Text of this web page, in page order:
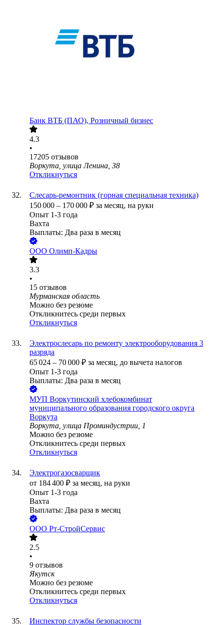
Банк ВТБ (ПАО), Розничный бизнес
4.3
•
17205 отзывов
Воркута, улица Ленина, 38
Откликнуться
Слесарь-ремонтник (горная специальная техника)
150 000 – 170 000 ₽ за месяц, на руки
Опыт 1-3 года
Вахта
Выплаты: Два раза в месяц
ООО Олимп-Кадры
3.3
•
15 отзывов
Мурманская область
Можно без резюме
Откликнитесь среди первых
Откликнуться
Электрослесарь по ремонту электрооборудования 3
разряда
65 024 – 70 000 ₽ за месяц, до вычета налогов
Опыт 1-3 года
Выплаты: Два раза в месяц
МУП Воркутинский хлебокомбинат
муниципального образования городского округа
Воркута
Воркута, улица Проминдустрии, 1
Можно без резюме
Откликнитесь среди первых
Откликнуться
Электрогазосварщик
от 184 400 ₽ за месяц, на руки
Опыт 1-3 года
Вахта
Выплаты: Два раза в месяц
ООО Рт-СтройСервис
2.5
•
9 отзывов
Якутск
Можно без резюме
Откликнитесь среди первых
Откликнуться
Инспектор службы безопасности